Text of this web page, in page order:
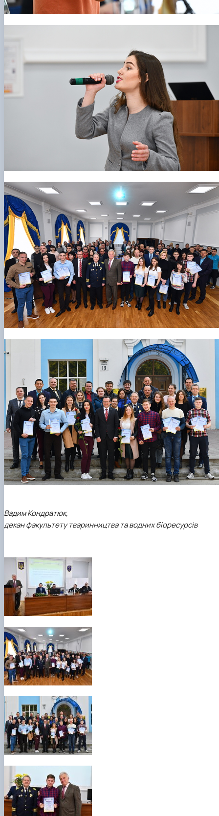
Вадим Кондратюк,
декан факультету тваринництва та водних біоресурсів